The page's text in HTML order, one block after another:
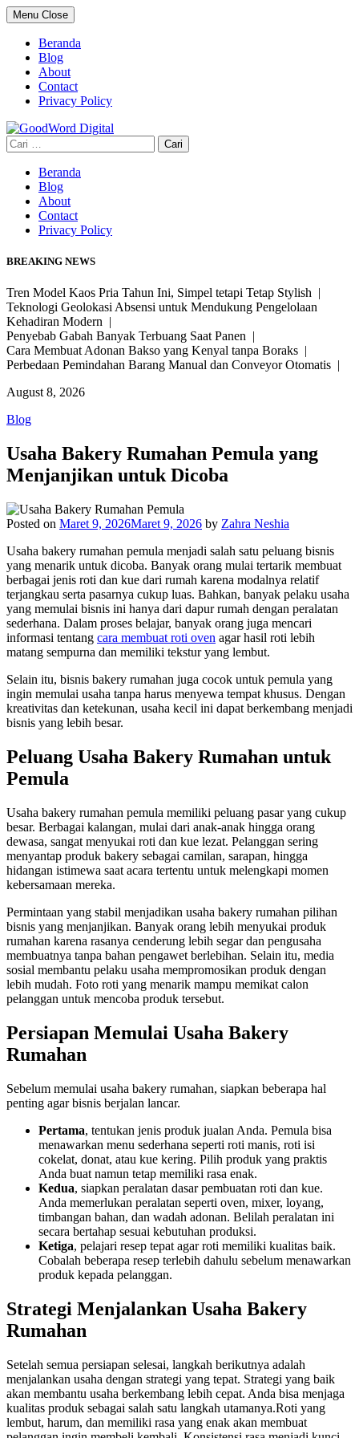
Skip
to
content
Menu Close
Beranda
Blog
About
Contact
Privacy Policy
Cari
untuk:
Beranda
Blog
About
Contact
Privacy Policy
BREAKING NEWS
Tren Model Kaos Pria Tahun Ini, Simpel tetapi Tetap Stylish |
Teknologi Geolokasi Absensi untuk Mendukung Pengelolaan
Kehadiran Modern |
Penyebab Gabah Banyak Terbuang Saat Panen |
Cara Membuat Adonan Bakso yang Kenyal tanpa Boraks |
Perbedaan Pemindahan Barang Manual dan Conveyor Otomatis |
August 8, 2026
Blog
Usaha Bakery Rumahan Pemula yang
Menjanjikan untuk Dicoba
Posted on Maret 9, 2026Maret 9, 2026 by Zahra Neshia
Usaha bakery rumahan pemula menjadi salah satu peluang bisnis
yang menarik untuk dicoba. Banyak orang mulai tertarik membuat
berbagai jenis roti dan kue dari rumah karena modalnya relatif
terjangkau serta pasarnya cukup luas. Bahkan, banyak pelaku usaha
yang memulai bisnis ini hanya dari dapur rumah dengan peralatan
sederhana. Dalam proses belajar, banyak orang juga mencari
informasi tentang cara membuat roti oven agar hasil roti lebih
matang sempurna dan memiliki tekstur yang lembut.
Selain itu, bisnis bakery rumahan juga cocok untuk pemula yang
ingin memulai usaha tanpa harus menyewa tempat khusus. Dengan
kreativitas dan ketekunan, usaha kecil ini dapat berkembang menjadi
bisnis yang lebih besar.
Peluang Usaha Bakery Rumahan untuk
Pemula
Usaha bakery rumahan pemula memiliki peluang pasar yang cukup
besar. Berbagai kalangan, mulai dari anak-anak hingga orang
dewasa, sangat menyukai roti dan kue lezat. Pelanggan sering
menyantap produk bakery sebagai camilan, sarapan, hingga
hidangan istimewa saat acara tertentu untuk melengkapi momen
kebersamaan mereka.
Permintaan yang stabil menjadikan usaha bakery rumahan pilihan
bisnis yang menjanjikan. Banyak orang lebih menyukai produk
rumahan karena rasanya cenderung lebih segar dan pengusaha
membuatnya tanpa bahan pengawet berlebihan. Selain itu, media
sosial membantu pelaku usaha mempromosikan produk dengan
lebih mudah. Foto roti yang menarik mampu memikat calon
pelanggan untuk mencoba produk tersebut.
Persiapan Memulai Usaha Bakery
Rumahan
Sebelum memulai usaha bakery rumahan, siapkan beberapa hal
penting agar bisnis berjalan lancar.
Pertama, tentukan jenis produk jualan Anda. Pemula bisa
menawarkan menu sederhana seperti roti manis, roti isi
cokelat, donat, atau kue kering. Pilih produk yang praktis
Anda buat namun tetap memiliki rasa enak.
Kedua, siapkan peralatan dasar pembuatan roti dan kue.
Anda memerlukan peralatan seperti oven, mixer, loyang,
timbangan bahan, dan wadah adonan. Belilah peralatan ini
secara bertahap sesuai kebutuhan produksi.
Ketiga, pelajari resep tepat agar roti memiliki kualitas baik.
Cobalah beberapa resep terlebih dahulu sebelum menawarkan
produk kepada pelanggan.
Strategi Menjalankan Usaha Bakery
Rumahan
Setelah semua persiapan selesai, langkah berikutnya adalah
menjalankan usaha dengan strategi yang tepat. Strategi yang baik
akan membantu usaha berkembang lebih cepat. Anda bisa menjaga
kualitas produk sebagai salah satu langkah utamanya.Roti yang
lembut, harum, dan memiliki rasa yang enak akan membuat